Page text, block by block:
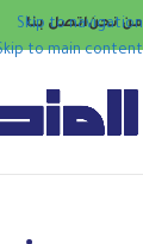
Skip to navigation
to main content
من نحناتصل بنا